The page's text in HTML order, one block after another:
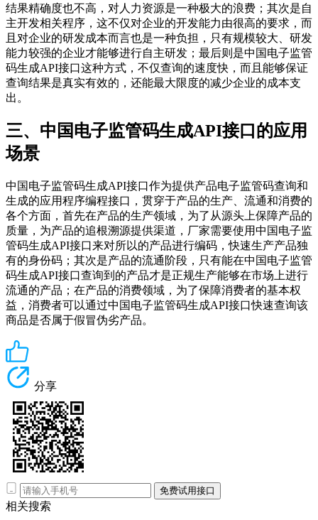
结果精确度也不高，对人力资源是一种极大的浪费；其次是自
主开发相关程序，这不仅对企业的开发能力由很高的要求，而
且对企业的研发成本而言也是一种负担，只有规模较大、研发
能力较强的企业才能够进行自主研发；最后则是中国电子监管
码生成API接口这种方式，不仅查询的速度快，而且能够保证
查询结果是真实有效的，还能最大限度的减少企业的成本支
出。
三、中国电子监管码生成API接口的应用
场景
中国电子监管码生成API接口作为提供产品电子监管码查询和
生成的应用程序编程接口，贯穿于产品的生产、流通和消费的
各个方面，首先在产品的生产领域，为了从源头上保障产品的
质量，为产品的追根溯源提供渠道，厂家需要使用中国电子监
管码生成API接口来对所以的产品进行编码，快速生产产品独
有的身份码；其次是产品的流通阶段，只有能在中国电子监管
码生成API接口查询到的产品才是正规生产能够在市场上进行
流通的产品；在产品的消费领域，为了保障消费者的基本权
益，消费者可以通过中国电子监管码生成API接口快速查询该
商品是否属于假冒伪劣产品。
分享
免费试用接口
相关搜索